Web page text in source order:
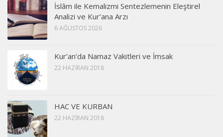
İslâm ile Kemalizmi Sentezlemenin Eleştirel
Analizi ve Kur’ana Arzı
6 AĞUSTOS 2026
Kur’an’da Namaz Vakitleri ve İmsak
22 HAZIRAN 2018
HAC VE KURBAN
22 HAZIRAN 2018